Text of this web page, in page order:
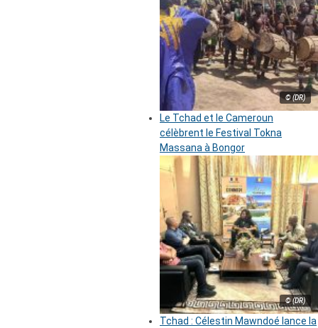
© (DR)
Le Tchad et le Cameroun
célèbrent le Festival Tokna
Massana à Bongor
© (DR)
Tchad : Célestin Mawndoé lance la